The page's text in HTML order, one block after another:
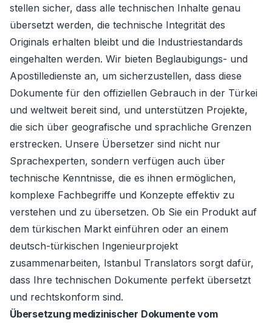
stellen sicher, dass alle technischen Inhalte genau
übersetzt werden, die technische Integrität des
Originals erhalten bleibt und die Industriestandards
eingehalten werden. Wir bieten Beglaubigungs- und
Apostilledienste an, um sicherzustellen, dass diese
Dokumente für den offiziellen Gebrauch in der Türkei
und weltweit bereit sind, und unterstützen Projekte,
die sich über geografische und sprachliche Grenzen
erstrecken. Unsere Übersetzer sind nicht nur
Sprachexperten, sondern verfügen auch über
technische Kenntnisse, die es ihnen ermöglichen,
komplexe Fachbegriffe und Konzepte effektiv zu
verstehen und zu übersetzen. Ob Sie ein Produkt auf
dem türkischen Markt einführen oder an einem
deutsch-türkischen Ingenieurprojekt
zusammenarbeiten, Istanbul Translators sorgt dafür,
dass Ihre technischen Dokumente perfekt übersetzt
und rechtskonform sind.
Übersetzung medizinischer Dokumente vom